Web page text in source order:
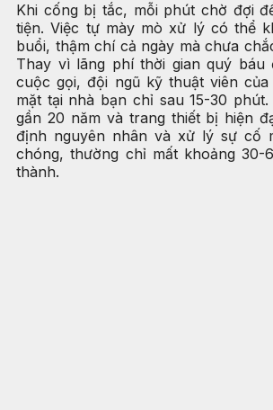
Khi cống bị tắc, mỗi phút chờ đợi
tiện. Việc tự mày mò xử lý có thể
buổi, thậm chí cả ngày mà chưa
Thay vì lãng phí thời gian quý
cuộc gọi, đội ngũ kỹ thuật viên
mặt tại nhà bạn chỉ sau 15-30
gần 20 năm và trang thiết bị hiện
định nguyên nhân và xử lý sự cố
chóng, thường chỉ mất khoảng 30-
thành.